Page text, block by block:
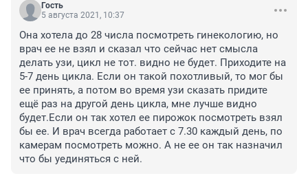
Гость
5 августа 2021, 10:37
Она хотела до 28 числа посмотреть гинекологию, но
врач ее не взял и сказал что сейчас нет смысла
делать узи, цикл не тот. видно не будет. Приходите на
5-7 день цикла. Если он такой похотливый, то мог бы
ее принять, а потом во время узи сказать придите
ещё раз на другой день цикла, мне лучше видно
будет.Если он так хотел ее пирожок посмотреть взял
бы ее. И врач всегда работает с 7.30 каждый день, по
камерам посмотреть можно. А не ее он так назначил
что бы уединяться с ней.